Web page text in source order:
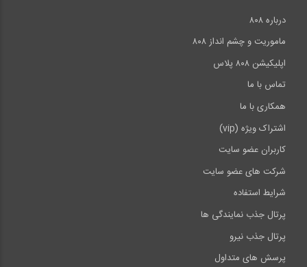
درباره ۸۰۸
ماموریت و چشم انداز ۸۰۸
اپلیکیشن ۸۰۸ پلاس
تماس با ما
همکاری با ما
اشتراک ویژه (vip)
کاربران عضو سایت
شرکت های عضو سایت
شرایط استفاده
پرتال جذب نمایندگی ها
پرتال جذب نیرو
پرسش های متداول